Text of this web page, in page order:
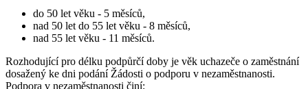
do 50 let věku - 5 měsíců,
nad 50 let do 55 let věku - 8 měsíců,
nad 55 let věku - 11 měsíců.
Rozhodující pro délku podpůrčí doby je věk uchazeče o zaměstnání
dosažený ke dni podání Žádosti o podporu v nezaměstnanosti.
Podpora v nezaměstnanosti činí: